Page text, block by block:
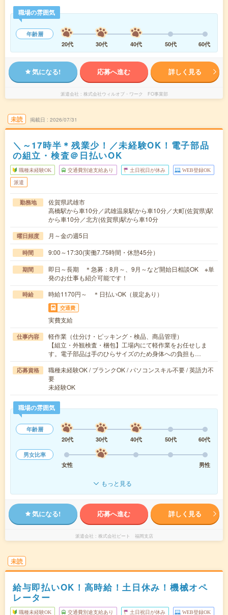
職場の雰囲気
年齢層
20代
30代 40代 50代 60代
気になる! 応募へ進む 詳しく見る
派遣会社 株式会社ウィルオブ・ワーク FO事業部
未読 掲載日 2026/07/31
＼～17時半＊残業少！／未経験OK！電子部品
の組立・検査＠日払いOK
職種未経験OK 交通費別途支給あり 土日祝日が休み WEB登録OK
派遣
勤務地
佐賀県武雄市
高橋駅から車10分／武雄温泉駅から車10分／大町(佐賀県)駅
から車10分／北方(佐賀県)駅から車10分
曜日頻度 月～金の週5日
時間 9:00～17:30(実働7.75時間・休憩45分）
期間
即日～長期 ＊急募：8月～、9月～など開始日相談OK ※単
発のお仕事も紹介可能です！
時給 時給1170円～ ＊日払いOK（規定あり）
交通費
実費支給
仕事内容
軽作業（仕分け・ピッキング・検品、商品管理）
【組立・外観検査・梱包】工場内にて軽作業をお任せしま
す。電子部品は手のひらサイズのため身体への負担も…
応募資格
職種未経験OK / ブランクOK / パソコンスキル不要 / 英語力不
要
未経験OK
職場の雰囲気
年齢層
20代
30代 40代 50代
60代
男女比率
女性
男性
もっと見る
気になる! 応募へ進む 詳しく見る
派遣会社 株式会社ビート 福岡支店
未読
給与即払いOK！高時給！土日休み！機械オペ
レーター
職種未経験OK 交通費別途支給あり 土日祝日が休み WEB登録OK